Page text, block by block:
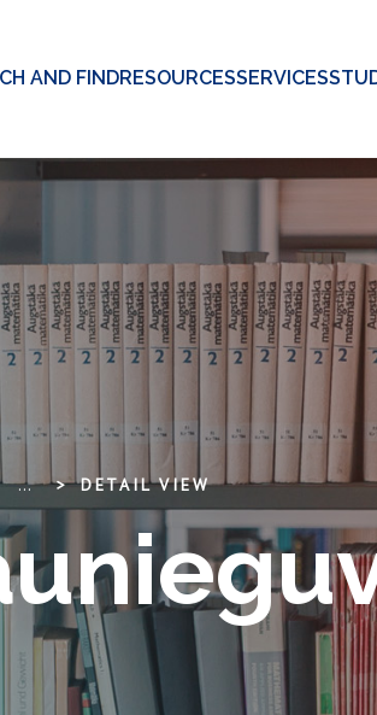
AND FINDRESOURCESSERVICES
... DETAIL VIEW